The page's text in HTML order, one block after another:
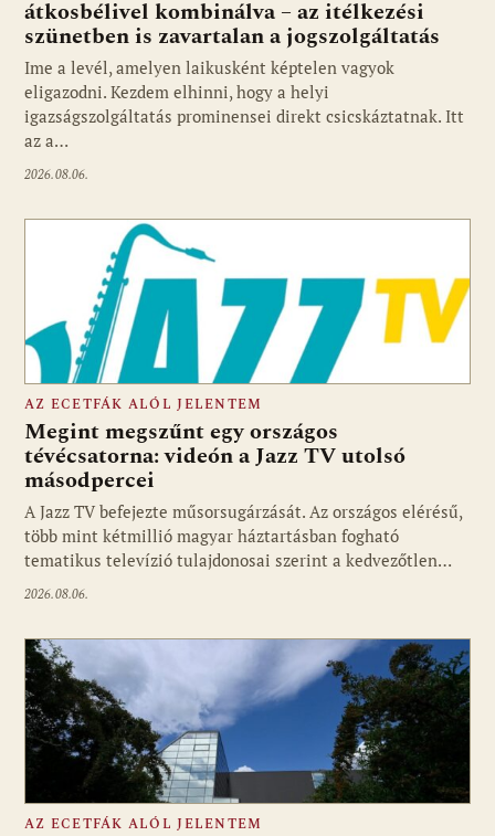
átkosbélivel kombinálva – az itélkezési
szünetben is zavartalan a jogszolgáltatás
Ime a levél, amelyen laikusként képtelen vagyok
eligazodni. Kezdem elhinni, hogy a helyi
igazságszolgáltatás prominensei direkt csicskáztatnak. Itt
az a…
2026.08.06.
Fotó: media1.hu
AZ ECETFÁK ALÓL JELENTEM
Megint megszűnt egy országos
tévécsatorna: videón a Jazz TV utolsó
másodpercei
A Jazz TV befejezte műsorsugárzását. Az országos elérésű,
több mint kétmillió magyar háztartásban fogható
tematikus televízió tulajdonosai szerint a kedvezőtlen…
2026.08.06.
AZ ECETFÁK ALÓL JELENTEM